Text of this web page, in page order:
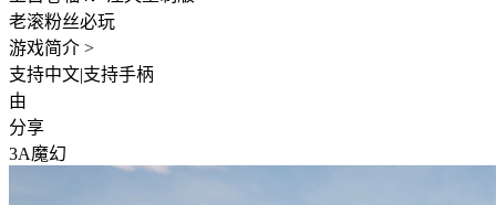
老滚粉丝必玩
游戏简介 >
支持中文|支持手柄
由
分享
3A魔幻